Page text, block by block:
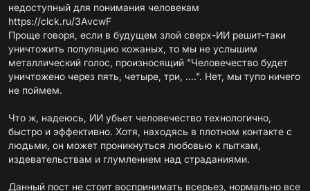
недоступный для понимания человекам
https://clck.ru/3AvcwF
Проще говоря, если в будущем злой сверх-ИИ решит-таки
уничтожить популяцию кожаных, то мы не услышим
металлический голос, произносящий "Человечество будет
уничтожено через пять, четыре, три, ....". Нет, мы тупо ничего
не поймем.
Что ж, надеюсь, ИИ убьет человечество технологично,
быстро и эффективно. Хотя, находясь в плотном контакте с
людьми, он может проникнуться любовью к пыткам,
издевательствам и глумлением над страданиями.
Данный пост не стоит воспринимать всерьез, нормально все